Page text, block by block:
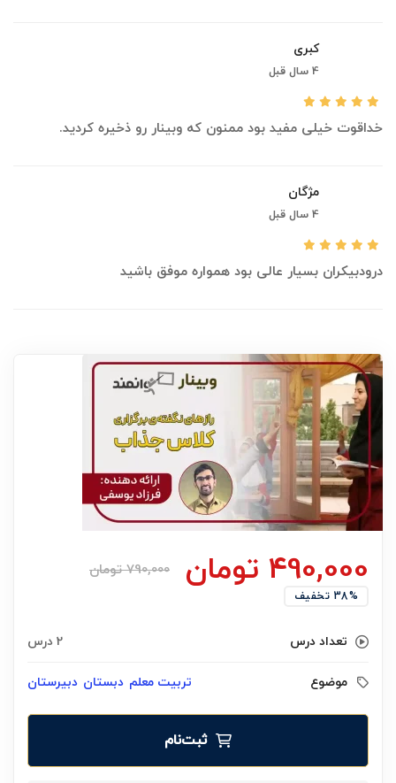
کبری
4 سال قبل
خداقوت خیلی مفید بود ممنون که وبینار رو ذخیره کردید.
مژگان
4 سال قبل
درودبیکران بسیار عالی بود همواره موفق باشید
490,000 تومان 790,000 تومان
38% تخفیف
تعداد درس 2 درس
موضوع تربیت معلم دبستان دبیرستان
ثبت‌نام